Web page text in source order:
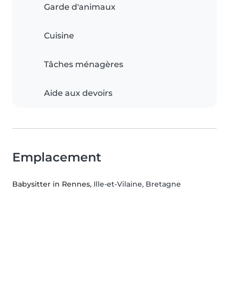
Garde d'animaux
Cuisine
Tâches ménagères
Aide aux devoirs
Emplacement
Babysitter in Rennes, Ille-et-Vilaine, Bretagne